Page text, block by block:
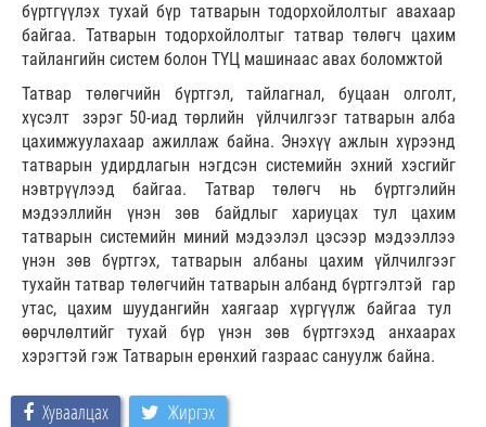
бүртгүүлэх тухай бүр татварын тодорхойлолтыг авахаар
байгаа. Татварын тодорхойлолтыг татвар төлөгч цахим
тайлангийн систем болон ТҮЦ машинаас авах боломжтой
Татвар төлөгчийн бүртгэл, тайлагнал, буцаан олголт,
хүсэлт зэрэг 50-иад төрлийн үйлчилгээг татварын алба
цахимжуулахаар ажиллаж байна. Энэхүү ажлын хүрээнд
татварын удирдлагын нэгдсэн системийн эхний хэсгийг
нэвтрүүлээд байгаа. Татвар төлөгч нь бүртгэлийн
мэдээллийн үнэн зөв байдлыг хариуцах тул цахим
татварын системийн миний мэдээлэл цэсээр мэдээллээ
үнэн зөв бүртгэх, татварын албаны цахим үйлчилгээг
тухайн татвар төлөгчийн татварын албанд бүртгэлтэй гар
утас, цахим шуудангийн хаягаар хүргүүлж байгаа тул
өөрчлөлтийг тухай бүр үнэн зөв бүртгэхэд анхаарах
хэрэгтэй гэж Татварын ерөнхий газраас сануулж байна.
Хуваалцах Жиргэх